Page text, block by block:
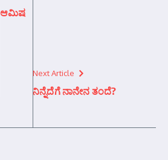
ಆಮಿಷ
Next Article
ನಿನ್ನೆದೆಗೆ ನಾನೇನ ತಂದೆ?